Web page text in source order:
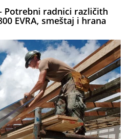
– Potrebni radnici različith
EVRA, smeštaj i hrana